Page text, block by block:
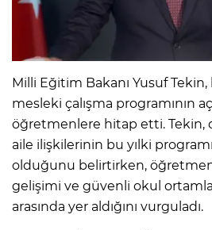
Milli Eğitim Bakanı Yusuf
mesleki çalışma programının
öğretmenlere hitap etti. Tekin,
aile ilişkilerinin bu yılki
olduğunu belirtirken,
gelişimi ve güvenli okul
arasında yer aldığını vurguladı.